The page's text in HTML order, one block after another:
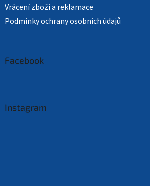
Vrácení zboží a reklamace
Podmínky ochrany osobních údajů
Facebook
Instagram